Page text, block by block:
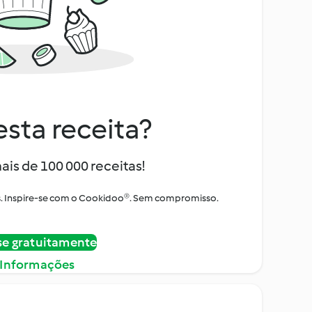
receita?
de 100 000 receitas!
Inspire-se com o Cookidoo®. Sem compromisso.
gratuitamente